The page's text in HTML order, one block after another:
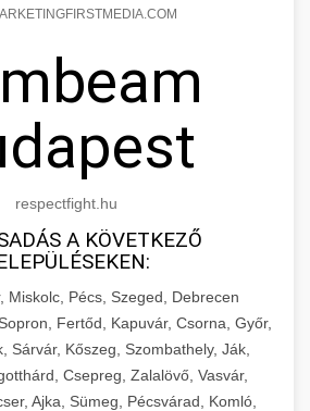
respectfight.hu
A KÖVETKEZŐ
Miskolc, Pécs, Szeged, Debrecen
Fertőd, Kapuvár, Csorna, Győr,
Sárvár, Kőszeg, Szombathely, Ják,
Csepreg, Zalalövő, Vasvár,
Ajka, Sümeg, Pécsvárad, Komló,